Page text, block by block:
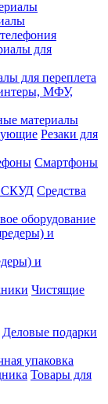
для переплета
МФУ,
материалы
Резаки для
Смартфоны
Средства
оборудование
и
Чистящие
Деловые подарки
упаковка
Товары для